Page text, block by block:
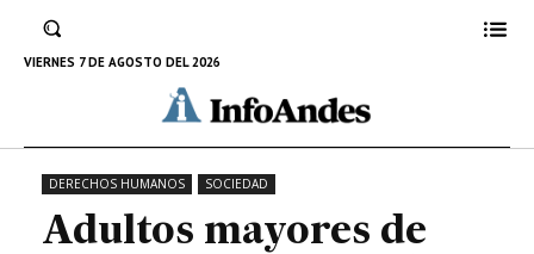
VIERNES 7 DE AGOSTO DEL 2026médicas
23 DE ABRIL DE 2024
DERECHOS HUMANOS SOCIEDAD
Adultos mayores de